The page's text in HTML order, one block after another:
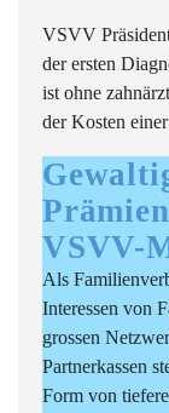
VSVV
der ersten
ist ohne
der Kosten
VSVV-
Als
Interessen von
grossen
Partnerkassen
Form von